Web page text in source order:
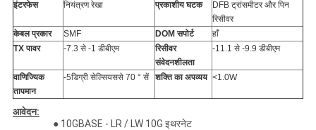
इंटरफेस नियंत्रण रेखा प्रकाशीय घटक
DFB ट्रांसमीटर और पिन
रिसीवर
केबल प्रकार
SMF DOM सपोर्ट
हाँ
TX पावर
-7.3 से -1 डीबीएम
रिसीवर
संवेदनशीलता
-11.1 से -9.9 डीबीएम
वाणिज्यिक
तापमान
-5डिग्री सेल्सियससे 70 ° सें शक्ति का अपव्यय <1.0W
आवेदन:
● 10GBASE - LR / LW 10G इथरनेट